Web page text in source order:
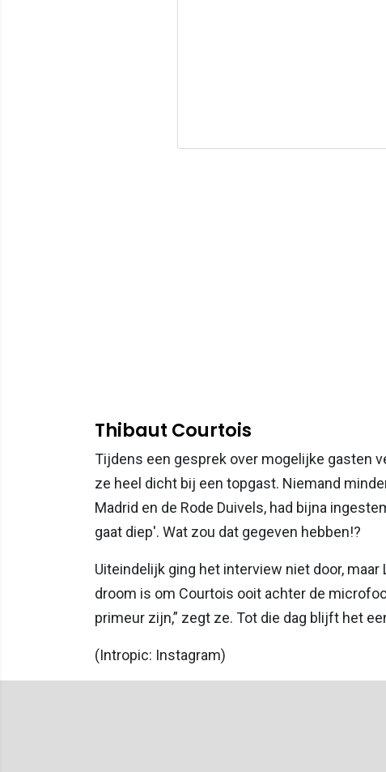
Thibaut Courtois
Tijdens een gesprek over mogelijke gasten
ze heel dicht bij een topgast. Niemand
Madrid en de Rode Duivels, had bijna
gaat diep'. Wat zou dat gegeven hebben!?
Uiteindelijk ging het interview niet door,
droom is om Courtois ooit achter de
primeur zijn,” zegt ze. Tot die dag blijft het
(Intropic: Instagram)